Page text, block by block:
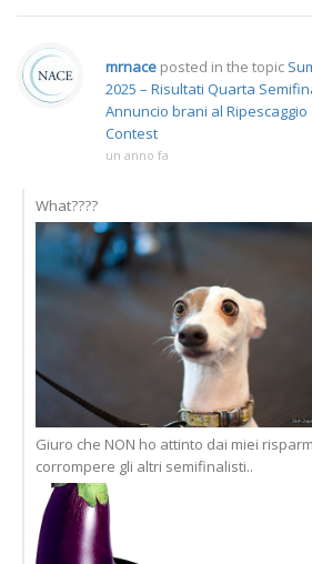
mrnace posted in the topic
2025 – Risultati Quarta
Annuncio brani al Ripescaggio
Contest
un anno fa
What????
Giuro che NON ho attinto dai miei
corrompere gli altri semifinalisti..